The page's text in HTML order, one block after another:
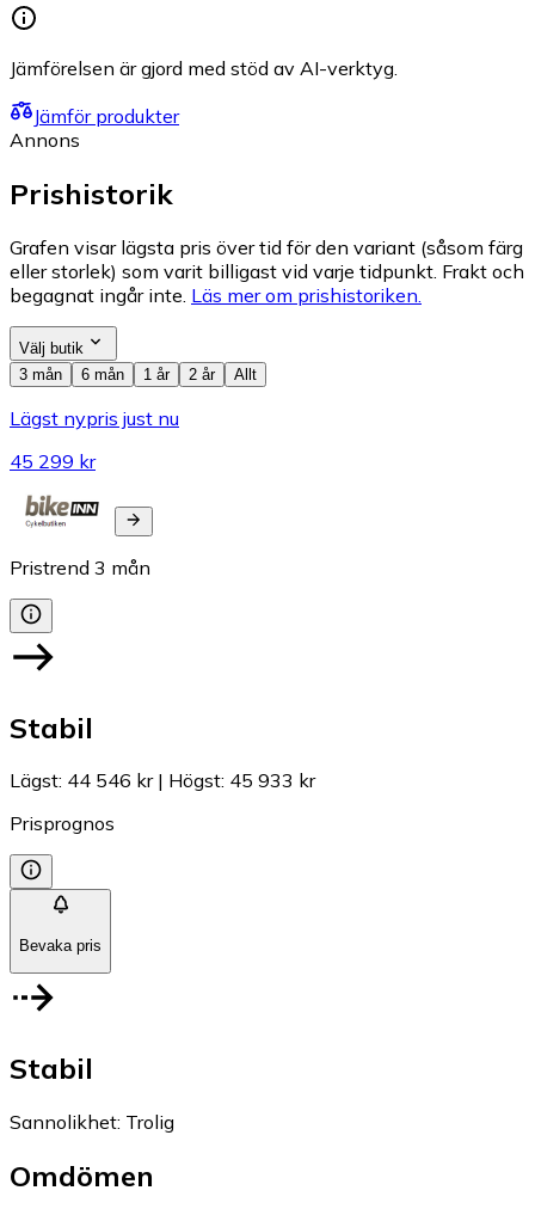
Jämförelsen är gjord med stöd av AI-verktyg.
Jämför produkter
Annons
Prishistorik
Grafen visar lägsta pris över tid för den variant (såsom färg
eller storlek) som varit billigast vid varje tidpunkt. Frakt och
begagnat ingår inte. Läs mer om prishistoriken.
Välj butik
3 mån
6 mån 1 år 2 år Allt
Lägst nypris just nu
45 299 kr
Pristrend 3 mån
Stabil
Lägst: 44 546 kr| Högst: 45 933 kr
Prisprognos
Bevaka pris
Stabil
Sannolikhet: Trolig
Omdömen